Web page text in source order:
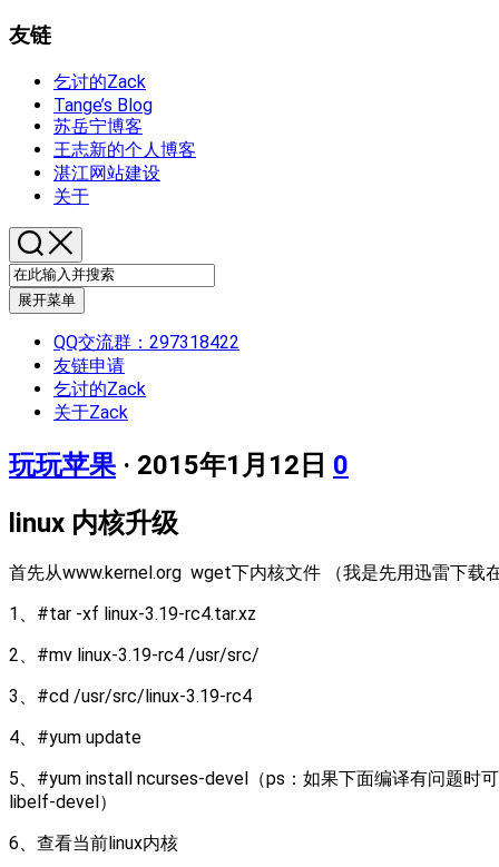
友链
乞讨的Zack
Tange’s Blog
苏岳宁博客
王志新的个人博客
湛江网站建设
关于
展开菜单
QQ交流群：297318422
友链申请
乞讨的Zack
关于Zack
玩玩苹果 · 2015年1月12日 0
linux 内核升级
首先从www.kernel.org wget下内核文件 （我是先用迅雷下载
1、#tar -xf linux-3.19-rc4.tar.xz
2、#mv linux-3.19-rc4 /usr/src/
3、#cd /usr/src/linux-3.19-rc4
4、#yum update
5、#yum install ncurses-devel（ps：如果下面编译有问题时
libelf-devel）
6、查看当前linux内核